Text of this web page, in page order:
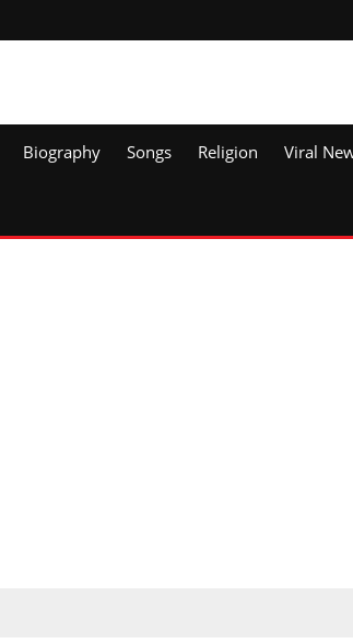
Biography Songs Religion Viral